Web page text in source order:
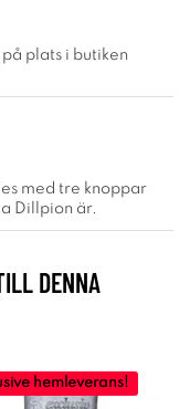
plats i butiken
med tre knoppar
Dillpion är.
DENNA
hemleverans!